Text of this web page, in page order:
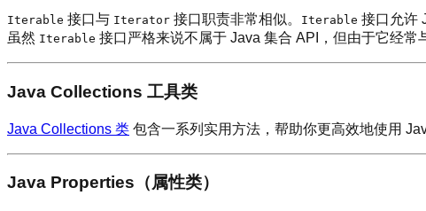
Iterable 接口与 Iterator 接口职责非常相似。 Iterable 接口允许
虽然 Iterable 接口严格来说不属于 Java 集合 API，但由于它经
Java Collections 工具类
Java Collections 类 包含一系列实用方法，帮助你更高效地使用
Java Properties（属性类）